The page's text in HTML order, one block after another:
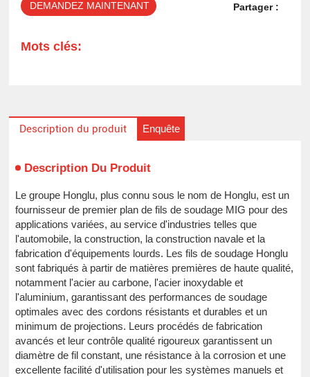
DEMANDEZ MAINTENANT Partager :
Mots clés:
Description du produit Enquête
Description Du Produit
Le groupe Honglu, plus connu sous le nom de Honglu, est un
fournisseur de premier plan de fils de soudage MIG pour des
applications variées, au service d'industries telles que
l'automobile, la construction, la construction navale et la
fabrication d'équipements lourds. Les fils de soudage Honglu
sont fabriqués à partir de matières premières de haute qualité,
notamment l'acier au carbone, l'acier inoxydable et
l'aluminium, garantissant des performances de soudage
optimales avec des cordons résistants et durables et un
minimum de projections. Leurs procédés de fabrication
avancés et leur contrôle qualité rigoureux garantissent un
diamètre de fil constant, une résistance à la corrosion et une
excellente facilité d'utilisation pour les systèmes manuels et